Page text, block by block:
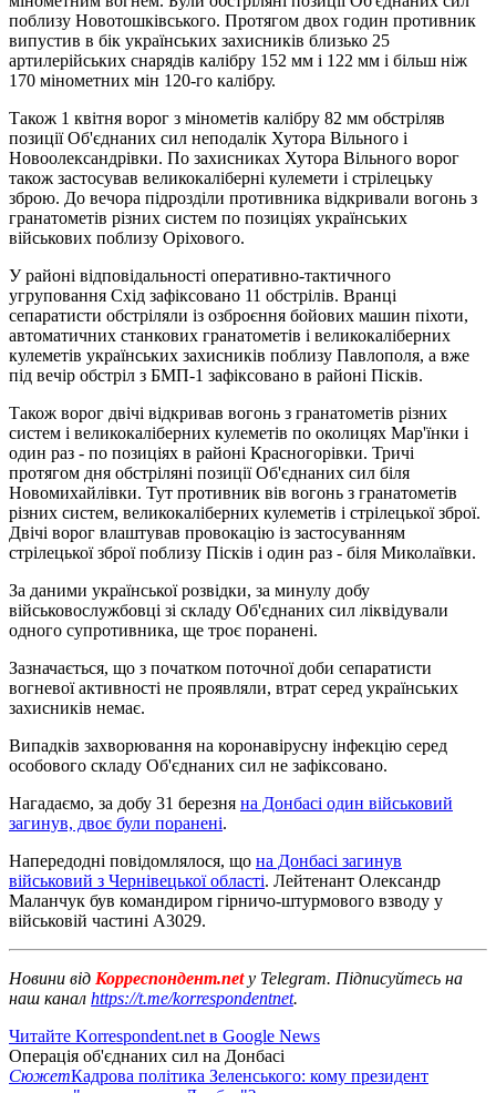
поблизу Новотошківського. Протягом двох годин противник
випустив в бік українських захисників близько 25
артилерійських снарядів калібру 152 мм і 122 мм і більш ніж
170 мінометних мін 120-го калібру.
Також 1 квітня ворог з мінометів калібру 82 мм обстріляв
позиції Об'єднаних сил неподалік Хутора Вільного і
Новоолександрівки. По захисниках Хутора Вільного ворог
також застосував великокаліберні кулемети і стрілецьку
зброю. До вечора підрозділи противника відкривали вогонь з
гранатометів різних систем по позиціях українських
військових поблизу Оріхового.
У районі відповідальності оперативно-тактичного
угруповання Схід зафіксовано 11 обстрілів. Вранці
сепаратисти обстріляли із озброєння бойових машин піхоти,
автоматичних станкових гранатометів і великокаліберних
кулеметів українських захисників поблизу Павлополя, а вже
під вечір обстріл з БМП-1 зафіксовано в районі Пісків.
Також ворог двічі відкривав вогонь з гранатометів різних
систем і великокаліберних кулеметів по околицях Мар'їнки і
один раз - по позиціях в районі Красногорівки. Тричі
протягом дня обстріляні позиції Об'єднаних сил біля
Новомихайлівки. Тут противник вів вогонь з гранатометів
різних систем, великокаліберних кулеметів і стрілецької зброї.
Двічі ворог влаштував провокацію із застосуванням
стрілецької зброї поблизу Пісків і один раз - біля Миколаївки.
За даними української розвідки, за минулу добу
військовослужбовці зі складу Об'єднаних сил ліквідували
одного супротивника, ще троє поранені.
Зазначається, що з початком поточної доби сепаратисти
вогневої активності не проявляли, втрат серед українських
захисників немає.
Випадків захворювання на коронавірусну інфекцію серед
особового складу Об'єднаних сил не зафіксовано.
Нагадаємо, за добу 31 березня на Донбасі один військовий
загинув, двоє були поранені.
Напередодні повідомлялося, що на Донбасі загинув
військовий з Чернівецької області. Лейтенант Олександр
Маланчук був командиром гірничо-штурмового взводу у
військовій частині А3029.
Новини від Корреспондент.net у Telegram. Підписуйтесь на
наш канал https://t.me/korrespondentnet.
Читайте Korrespondent.net в Google News
Операція об'єднаних сил на Донбасі
СюжетКадрова політика Зеленського: кому президент